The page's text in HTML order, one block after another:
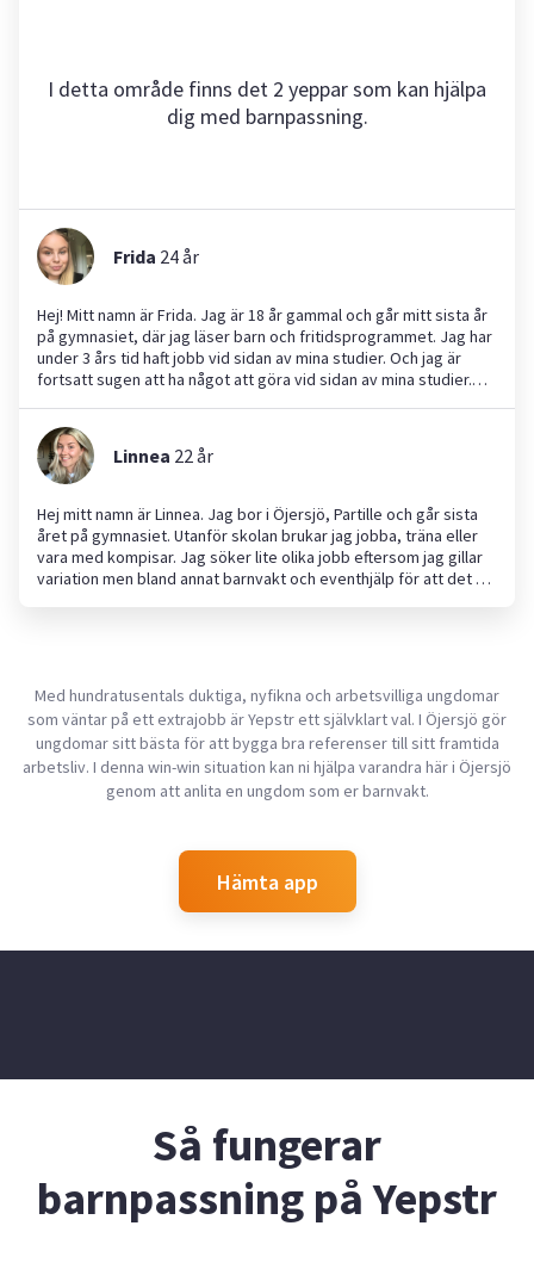
I detta område finns det 2 yeppar som kan hjälpa
dig med barnpassning.
Frida 24år
Hej! Mitt namn är Frida. Jag är 18 år gammal och går mitt sista år
på gymnasiet, där jag läser barn och fritidsprogrammet. Jag har
under 3 års tid haft jobb vid sidan av mina studier. Och jag är
fortsatt sugen att ha något att göra vid sidan av mina studier.
extra jobb utöver mina studier. På fritiden gillar jag att vara i
naturen, laga mat och umgås med nära och kära. Jag tillbringar
även tid åt pralintillverkning (minihobby). Jag är en positivt och
framåt person. Jag gillar nya utmaningar. Jag är en mycket
noggrann och trygg person.
Linnea 22år
Hej mitt namn är Linnea. Jag bor i Öjersjö, Partille och går sista
året på gymnasiet. Utanför skolan brukar jag jobba, träna eller
vara med kompisar. Jag söker lite olika jobb eftersom jag gillar
variation men bland annat barnvakt och eventhjälp för att det är
Med hundratusentals duktiga, nyfikna och arbetsvilliga ungdomar
som väntar på ett extrajobb är Yepstr ett självklart val. I Öjersjö gör
ungdomar sitt bästa för att bygga bra referenser till sitt framtida
arbetsliv. I denna win-win situation kan ni hjälpa varandra här i Öjersjö
genom att anlita en ungdom som er barnvakt.
Hämta app
Så fungerar
barnpassning på Yepstr